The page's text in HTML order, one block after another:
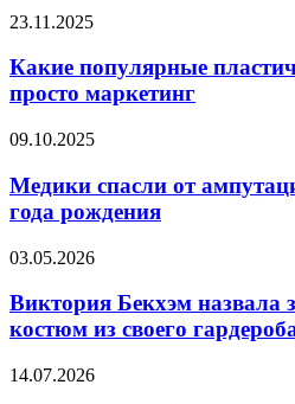
Какие
пластические
—
маркетинг
23.11.2025
Какие популярные
просто маркетинг
Медики
от
ампутации
пациентку
года
09.10.2025
Медики спасли от
года рождения
Виктория
назвала
запретный
для
костюм
03.05.2026
Виктория Бекхэм назвала
костюм из своего
Экс-
14.07.2026